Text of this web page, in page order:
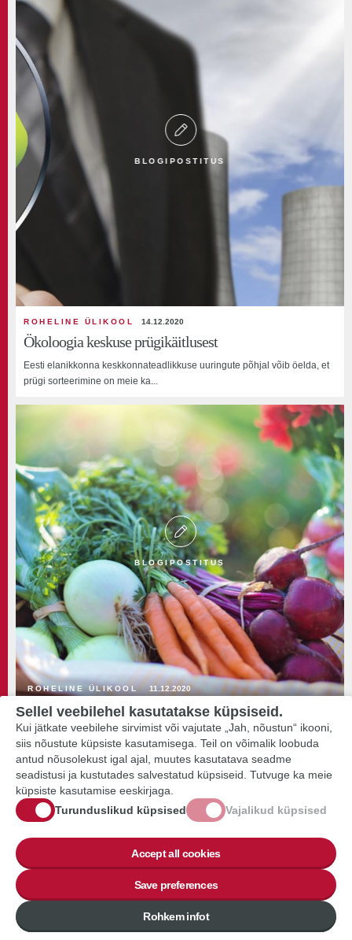
BLOGIPOSTITUS
ROHELINE ÜLIKOOL 14.12.2020
Ökoloogia keskuse prügikäitlusest
Eesti elanikkonna keskkonnateadlikkuse uuringute põhjal võib öelda, et
prügi sorteerimine on meie ka...
BLOGIPOSTITUS
ROHELINE ÜLIKOOL 11.12.2020
OTT on alles ja hindab mahedat
BLOGIPOSTITUS
Sellel veebilehel kasutatakse küpsiseid.
Kui jätkate veebilehe sirvimist või vajutate „Jah, nõustun“ ikooni,
siis nõustute küpsiste kasutamisega. Teil on võimalik loobuda
antud nõusolekust igal ajal, muutes kasutatava seadme
seadistusi ja kustutades salvestatud küpsiseid. Tutvuge ka meie
küpsiste kasutamise eeskirjaga.
Turunduslikud küpsised
Vajalikud küpsised
Accept all cookies
Save preferences
Rohkem infot